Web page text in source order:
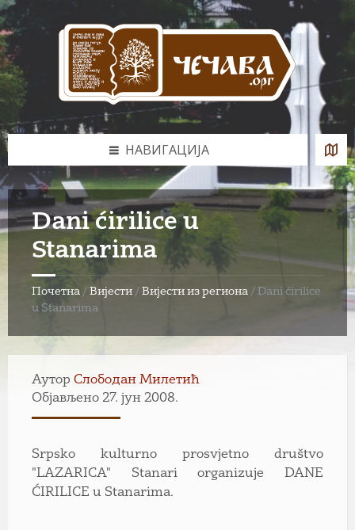
Skip
to
content
Skip
to
left
sidebar
Skip
to
footer
НАВИГАЦИЈА
Dani ćirilice u
Stanarima
Почетна / Вијести / Вијести из региона / Dani ćirilice
u Stanarima
Аутор Слободан Милетић
Објављено 27. јун 2008.
Srpsko kulturno prosvjetno društvo
"LAZARICA" Stanari organizuje DANE
ĆIRILICE u Stanarima.